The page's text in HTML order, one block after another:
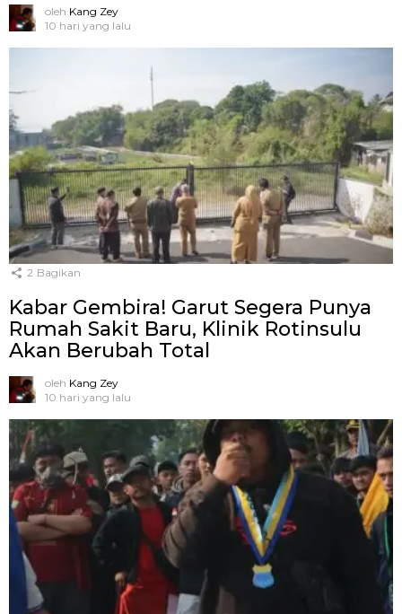
oleh Kang Zey
10 hari yang lalu
2 Bagikan
Kabar Gembira! Garut Segera Punya
Rumah Sakit Baru, Klinik Rotinsulu
Akan Berubah Total
oleh Kang Zey
10 hari yang lalu